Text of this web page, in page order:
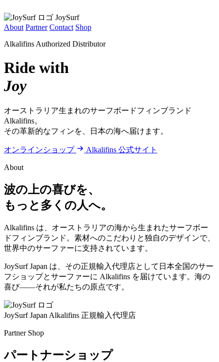
JoySurf
About Partner Contact Shop
Alkalifins Authorized Distributor
Ride with
Joy
オーストラリア生まれのサーフボードフィンブランド
Alkalifins。
その革新的なフィンを、日本の海へ届けます。
オンラインショップ Alkalifins 公式サイト
About
波の上の喜びを、
もっと多くの人へ。
Alkalifins は、オーストラリアの海から生まれたサーフボー
ドフィンブランド。素材へのこだわりと独自のデザインで、
世界中のサーファーに支持されています。
JoySurf Japan は、その正規輸入代理店として日本全国のサー
フショップとサーファーに Alkalifins を届けています。海の
喜び——それが私たちの原点です。
JoySurf Japan Alkalifins 正規輸入代理店
Partner Shop
パートナーショップ